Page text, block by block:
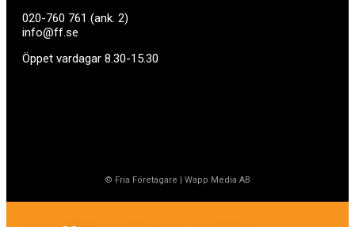
020-760 761 (ank. 2)
info@ff.se
Öppet vardagar 8.30-15.30
© Fria Företagare | Wapp Media AB